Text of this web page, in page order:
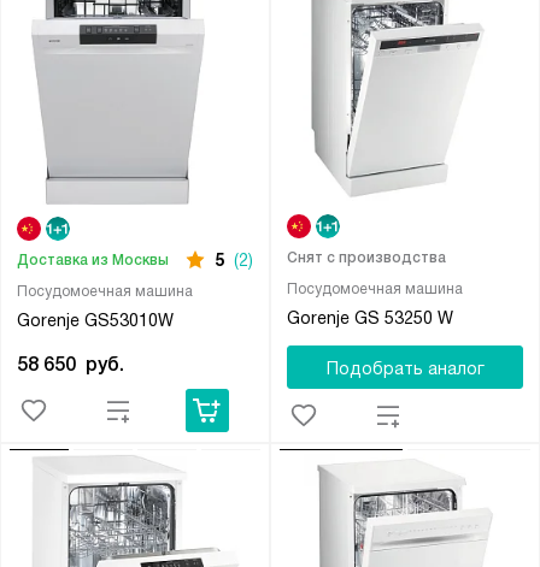
Посудомоечная машина
Gorenje GS53010W
Доставка из Москвы 5 (2)
58 650 руб.
Посудомоечная машина
Gorenje GS 53250 W
Снят с производства
Подобрать аналог